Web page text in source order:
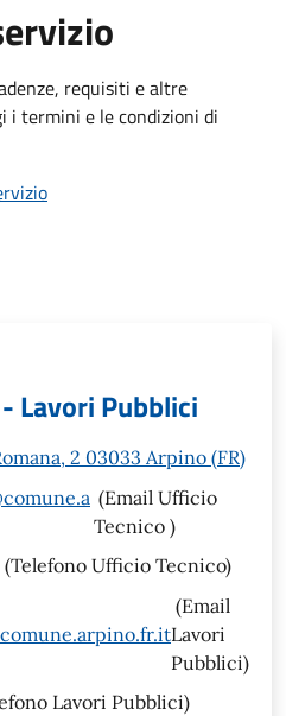
requisiti e altre
i termini e le condizioni di
Lavori Pubblici
2 03033 Arpino (FR)
(Email Ufficio
Tecnico )
(Telefono Ufficio Tecnico)
(Email
Lavori
Pubblici)
Lavori Pubblici)